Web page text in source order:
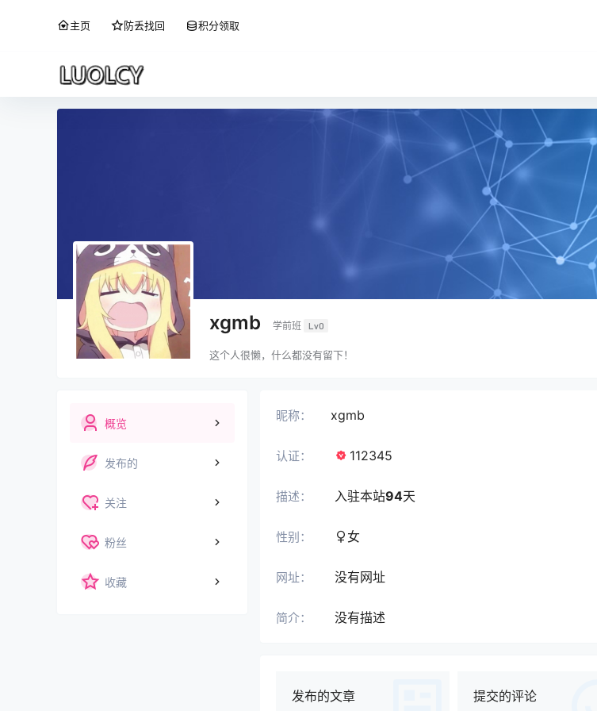
主页 防丢找回 积分领取
xgmb 学前班 Lv0
这个人很懒，什么都没有留下！
概览
发布的
关注
粉丝
收藏
昵称： xgmb
认证： 112345
描述： 入驻本站94天
性别： 女
网址： 没有网址
简介： 没有描述
发布的文章 提交的评论